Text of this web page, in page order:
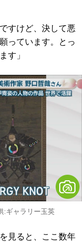
すけど、決して悪
っています。とっ
す」
:ギャラリー玉英
見ると、ここ数年